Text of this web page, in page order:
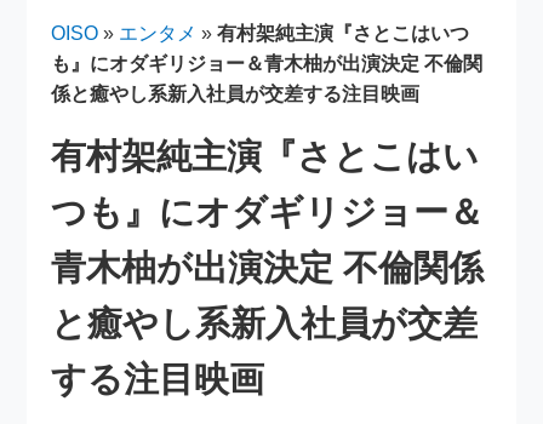
OISO » エンタメ »有村架純主演『さとこはいつ
も』にオダギリジョー＆青木柚が出演決定 不倫関
係と癒やし系新入社員が交差する注目映画
有村架純主演『さとこはい
つも』にオダギリジョー＆
青木柚が出演決定 不倫関係
と癒やし系新入社員が交差
する注目映画